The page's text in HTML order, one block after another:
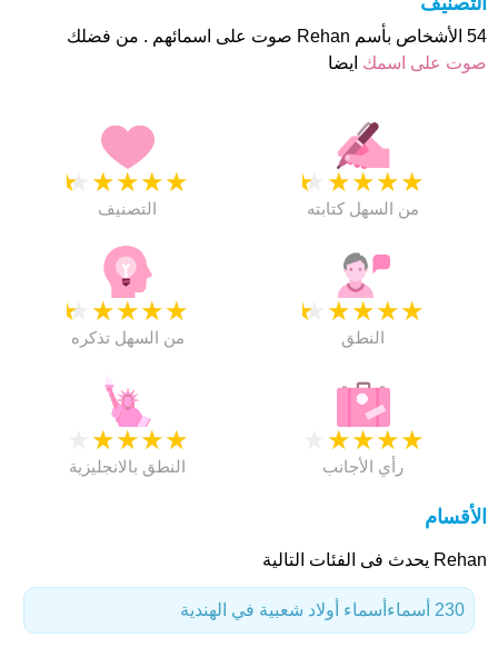
54 الأشخاص بأسم Rehan صوت على اسمائهم . من فضلك
صوت على اسمك ايضا
★
★
★
★
★
التصنيف
★
★
★
★
★
من السهل كتابته
★
★
★
★
★
من السهل تذكره
★
★
★
★
★
النطق
★
★
★
★
النطق بالانجليزية
★
★
★
★
رأي الأجانب
الأقسام
Rehan يحدث فى الفئات التالية
أسماء أولاد شعبية في الهندية 230 أسماء